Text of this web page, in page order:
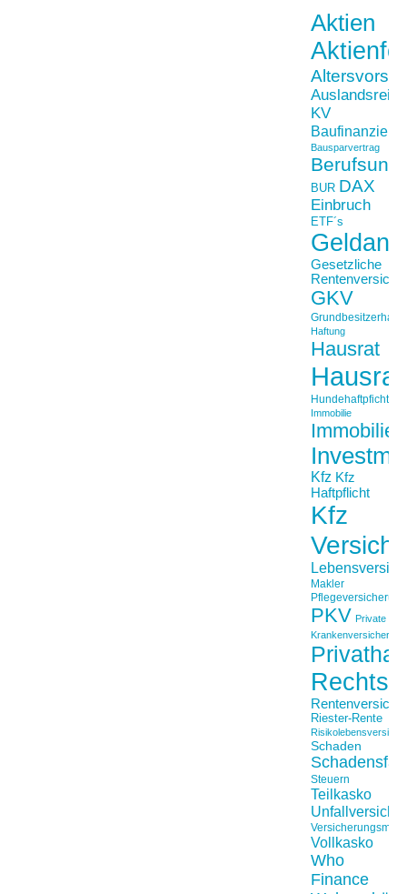
Aktien
Auslandsreise
KV
Bausparvertrag
BUR DAX
Einbruch
ETF´s
Gesetzliche
GKV
Haftung
Hausrat
Hundehaftpficht
Immobilie
Kfz Kfz
Haftpflicht
Kfz
Makler
Pflegeversicherung
PKV Private
Krankenversicherung
Riester-Rente
Schaden
Steuern
Teilkasko
Vollkasko
Who
Finance